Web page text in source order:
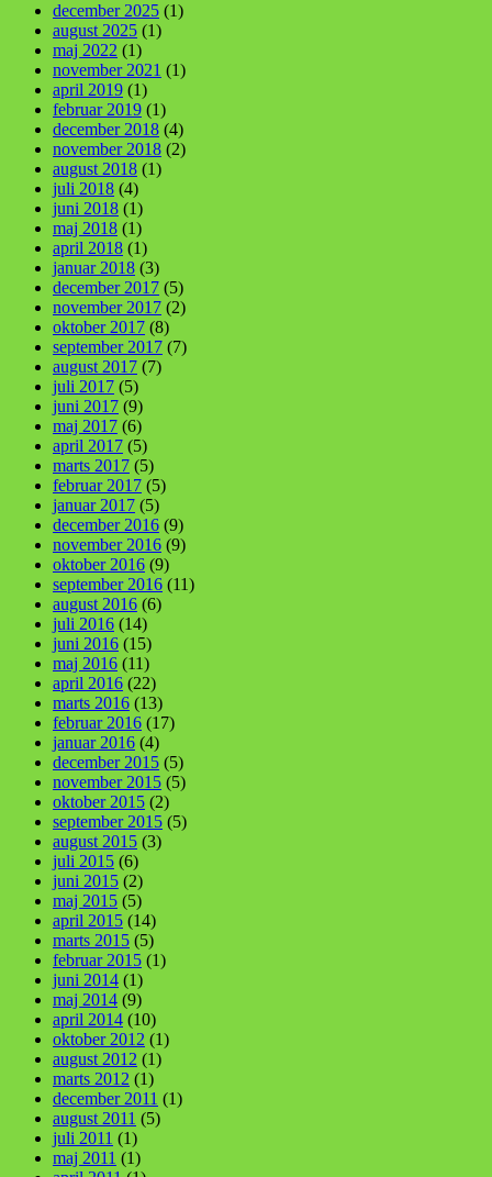
december 2025 (1)
august 2025 (1)
maj 2022 (1)
november 2021 (1)
april 2019 (1)
februar 2019 (1)
december 2018 (4)
november 2018 (2)
august 2018 (1)
juli 2018 (4)
juni 2018 (1)
maj 2018 (1)
april 2018 (1)
januar 2018 (3)
december 2017 (5)
november 2017 (2)
oktober 2017 (8)
september 2017 (7)
august 2017 (7)
juli 2017 (5)
juni 2017 (9)
maj 2017 (6)
april 2017 (5)
marts 2017 (5)
februar 2017 (5)
januar 2017 (5)
december 2016 (9)
november 2016 (9)
oktober 2016 (9)
september 2016 (11)
august 2016 (6)
juli 2016 (14)
juni 2016 (15)
maj 2016 (11)
april 2016 (22)
marts 2016 (13)
februar 2016 (17)
januar 2016 (4)
december 2015 (5)
november 2015 (5)
oktober 2015 (2)
september 2015 (5)
august 2015 (3)
juli 2015 (6)
juni 2015 (2)
maj 2015 (5)
april 2015 (14)
marts 2015 (5)
februar 2015 (1)
juni 2014 (1)
maj 2014 (9)
april 2014 (10)
oktober 2012 (1)
august 2012 (1)
marts 2012 (1)
december 2011 (1)
august 2011 (5)
juli 2011 (1)
maj 2011 (1)